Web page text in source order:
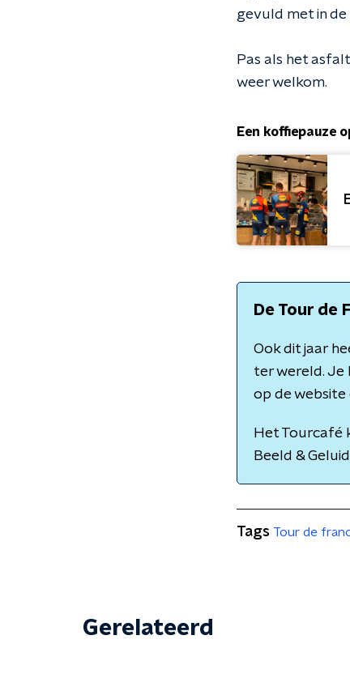
gevuld met in
Pas als het
weer welkom.
Een koffiepauze
De Tour de
Ook dit jaar
ter wereld. Je
op de website
Het Tourcafé
Beeld &
Tags Tour de
Gerelateerd